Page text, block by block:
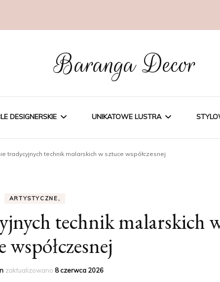
Baranga Decor
DESIGNERSKIE
KAWOWE
UNIKATOWE LUSTRA
DEKORACYJNE.
tradycyjnych technik malarskich w sztuce współczesnej
ARTYSTYCZNE,
technik malarskich
współczesnej
zaktualizowano 8 czerwca 2026